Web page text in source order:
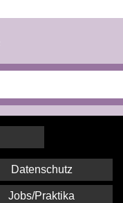
Datenschutz
Jobs/Praktika